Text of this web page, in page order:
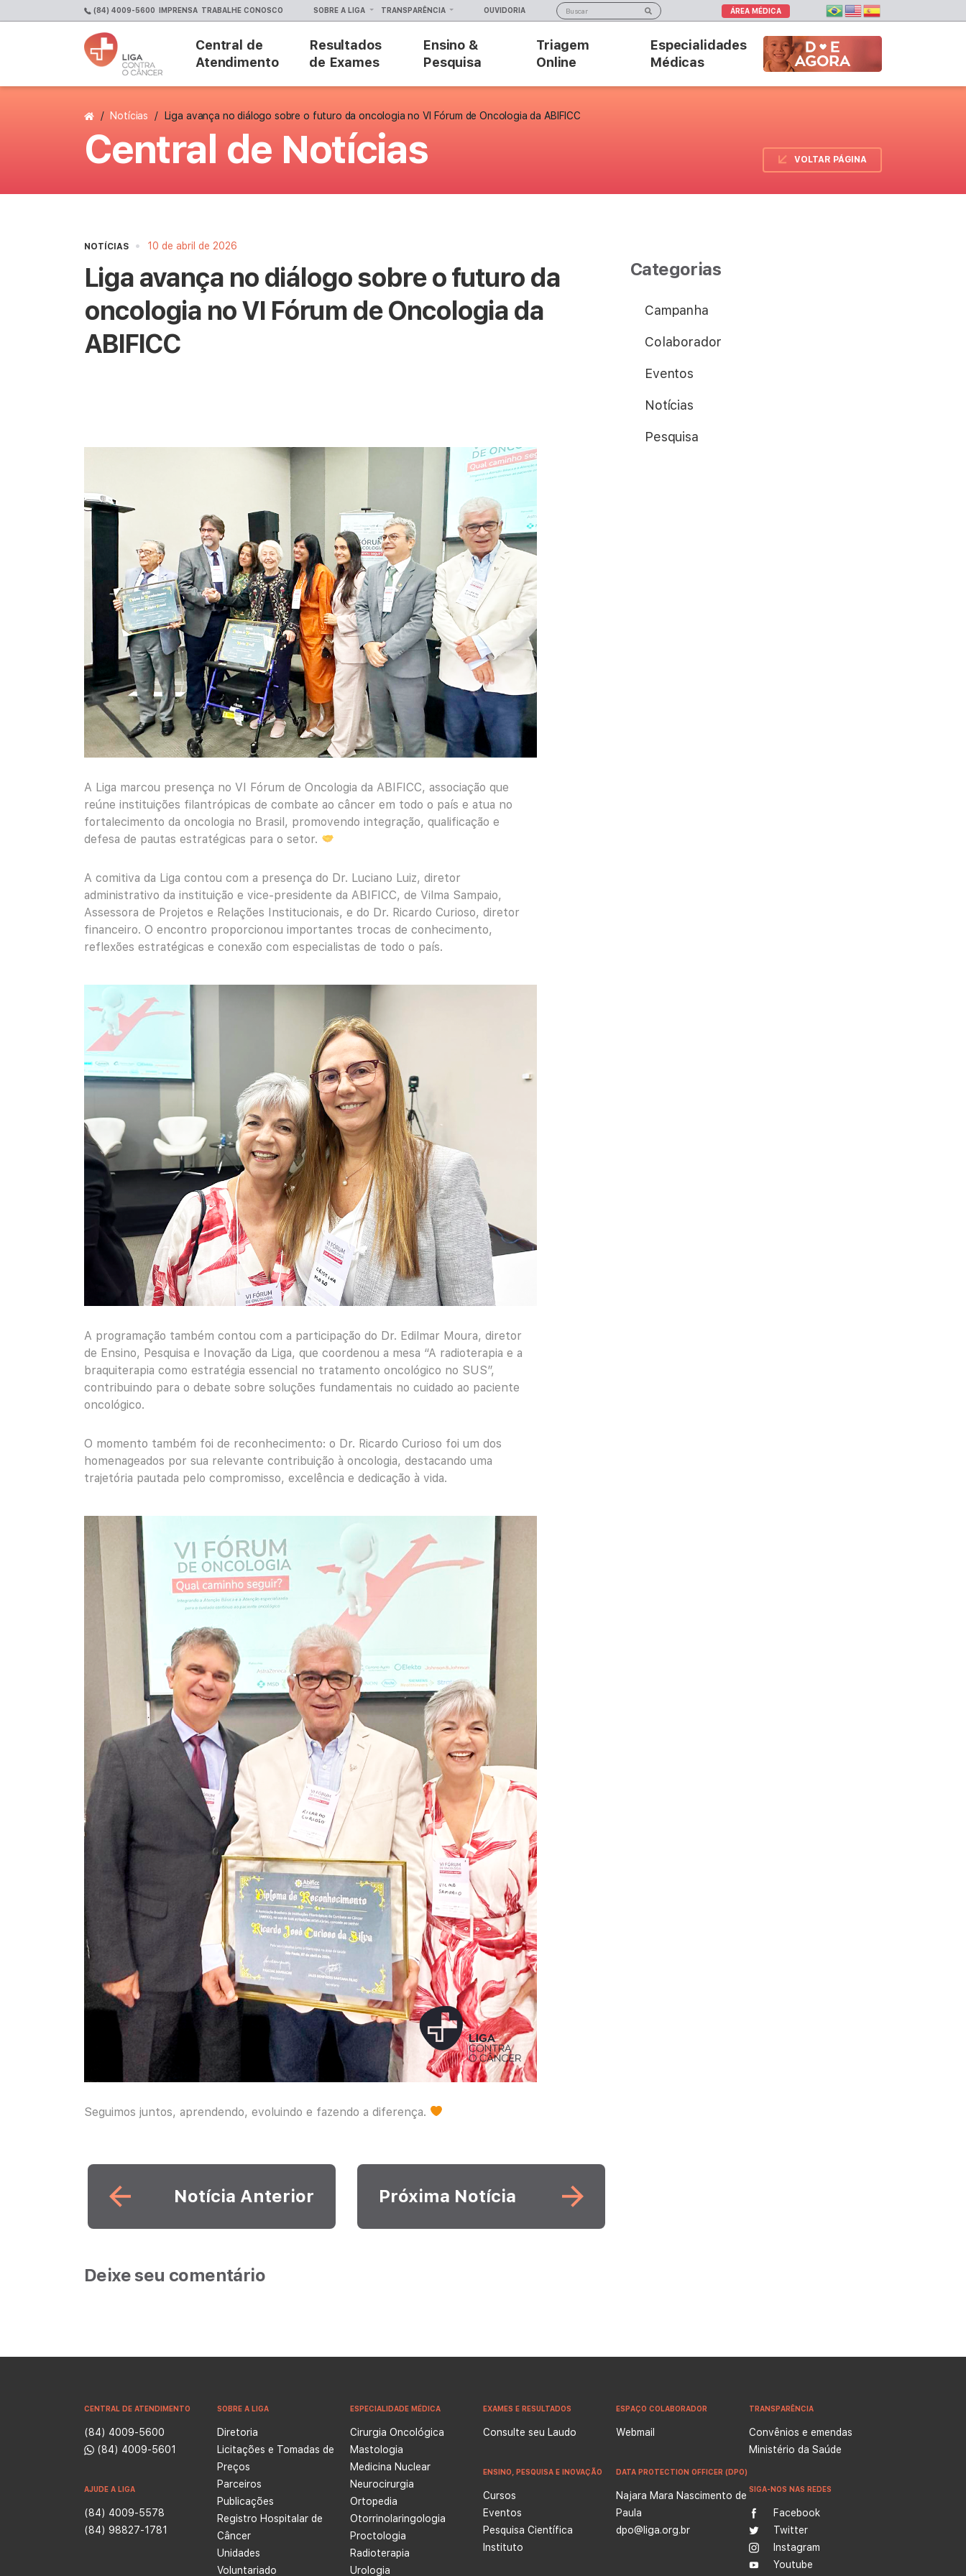
(84) 4009-5600 IMPRENSA TRABALHE CONOSCO SOBRE A LIGA TRANSPARÊNCIA OUVIDORIA ÁREA MÉDICA
Central de
Atendimento
Resultados
de Exames
Ensino &
Pesquisa
Triagem
Online
Especialidades
Médicas
DOE AGORA
Página Inicial
/ Notícias / Liga avança no diálogo sobre o futuro da oncologia no VI Fórum de Oncologia da ABIFICC
Central de Notícias VOLTAR PÁGINA
NOTÍCIAS • 10 de abril de 2026
Liga avança no diálogo sobre o futuro da
oncologia no VI Fórum de Oncologia da
ABIFICC
A Liga marcou presença no VI Fórum de Oncologia da ABIFICC, associação que
reúne instituições filantrópicas de combate ao câncer em todo o país e atua no
fortalecimento da oncologia no Brasil, promovendo integração, qualificação e
defesa de pautas estratégicas para o setor.
A comitiva da Liga contou com a presença do Dr. Luciano Luiz, diretor
administrativo da instituição e vice-presidente da ABIFICC, de Vilma Sampaio,
Assessora de Projetos e Relações Institucionais, e do Dr. Ricardo Curioso, diretor
financeiro. O encontro proporcionou importantes trocas de conhecimento,
reflexões estratégicas e conexão com especialistas de todo o país.
A programação também contou com a participação do Dr. Edilmar Moura, diretor
de Ensino, Pesquisa e Inovação da Liga, que coordenou a mesa “A radioterapia e a
braquiterapia como estratégia essencial no tratamento oncológico no SUS”,
contribuindo para o debate sobre soluções fundamentais no cuidado ao paciente
oncológico.
O momento também foi de reconhecimento: o Dr. Ricardo Curioso foi um dos
homenageados por sua relevante contribuição à oncologia, destacando uma
trajetória pautada pelo compromisso, excelência e dedicação à vida.
Seguimos juntos, aprendendo, evoluindo e fazendo a diferença.
Categorias
Campanha
Colaborador
Eventos
Notícias
Pesquisa
Leia mais
Notícia Anterior
Leia mais
Próxima Notícia
Deixe seu comentário
CENTRAL DE ATENDIMENTO
(84) 4009-5600
(84) 4009-5601
AJUDE A LIGA
(84) 4009-5578
(84) 98827-1781
SOBRE A LIGA
Diretoria
Licitações e Tomadas de
Preços
Parceiros
Publicações
Registro Hospitalar de
Câncer
Unidades
Voluntariado
ESPECIALIDADE MÉDICA
Cirurgia Oncológica
Mastologia
Medicina Nuclear
Neurocirurgia
Ortopedia
Otorrinolaringologia
Proctologia
Radioterapia
Urologia
EXAMES E RESULTADOS
Consulte seu Laudo
ENSINO, PESQUISA E INOVAÇÃO
Cursos
Eventos
Pesquisa Científica
Instituto
ESPAÇO COLABORADOR
Webmail
DATA PROTECTION OFFICER (DPO)
Najara Mara Nascimento de
Paula
dpo@liga.org.br
TRANSPARÊNCIA
Convênios e emendas
Ministério da Saúde
SIGA-NOS NAS REDES
Facebook
Twitter
Instagram
Youtube